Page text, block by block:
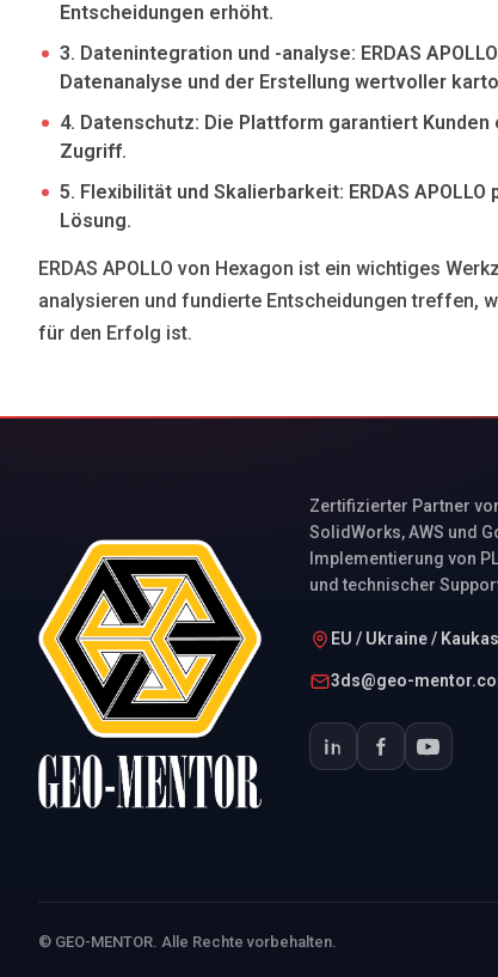
Entscheidungen erhöht.
3. Datenintegration und -analyse: ERDAS
Datenanalyse und der Erstellung wertvoller
4. Datenschutz: Die Plattform garantiert
Zugriff.
5. Flexibilität und Skalierbarkeit: ERDAS
Lösung.
ERDAS APOLLO von Hexagon ist ein wichtiges
analysieren und fundierte Entscheidungen treffen,
für den Erfolg ist.
Zertifizierter Partner
SolidWorks, AWS und
Implementierung von
und technischer
EU / Ukraine /
3ds@geo-
© GEO-MENTOR. Alle Rechte vorbehalten.